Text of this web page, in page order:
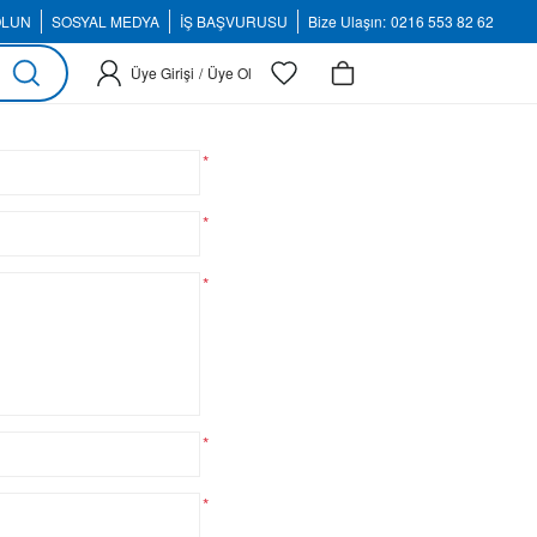
SOSYAL MEDYA İŞ BAŞVURUSU Bize Ulaşın: 0216 553 82 62
Üye Girişi / Üye Ol
*
*
*
*
*